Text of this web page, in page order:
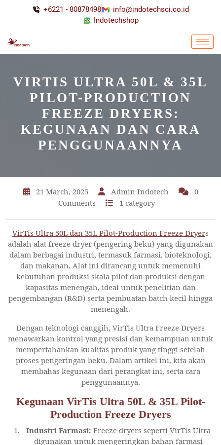
+6221 - 80878498
info@indotechsci.co.id
Indotechshop
VIRTIS ULTRA 50L & 35L
PILOT-PRODUCTION
FREEZE DRYERS:
KEGUNAAN DAN CARA
PENGGUNAANNYA
21 March, 2025 Admin Indotech
0
Comments
1 category
VirTis Ultra 50L dan 35L Pilot-Production Freeze Dryers
adalah alat freeze dryer (pengering beku) yang digunakan
dalam berbagai industri, termasuk farmasi, bioteknologi,
dan makanan. Alat ini dirancang untuk memenuhi
kebutuhan produksi skala pilot dan produksi dengan
kapasitas menengah, ideal untuk penelitian dan
pengembangan (R&D) serta pembuatan batch kecil hingga
menengah.
Dengan teknologi canggih, VirTis Ultra Freeze Dryers
menawarkan kontrol yang presisi dan kemampuan untuk
mempertahankan kualitas produk yang tinggi setelah
proses pengeringan beku. Dalam artikel ini, kita akan
membahas kegunaan dari perangkat ini, serta cara
penggunaannya.
Kegunaan VirTis Ultra 50L & 35L Pilot-
Production Freeze Dryers
Industri Farmasi: Freeze dryers seperti VirTis Ultra
digunakan untuk mengeringkan bahan farmasi